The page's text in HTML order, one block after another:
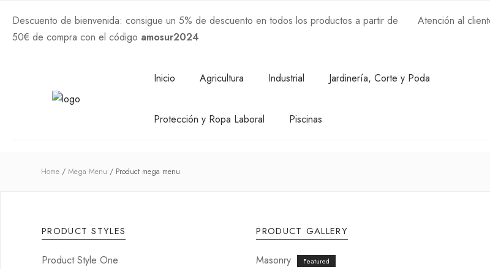
Descuento de bienvenida: consigue un 5% de descuento en todos los productos a partir de
50€ de compra con el código amosur2024
Atención al
Inicio Agricultura Industrial Jardinería, Corte y Poda
Protección y Ropa Laboral Piscinas
Home Mega Menu Product mega menu
PRODUCT STYLES
Product Style One
PRODUCT GALLERY
Masonry